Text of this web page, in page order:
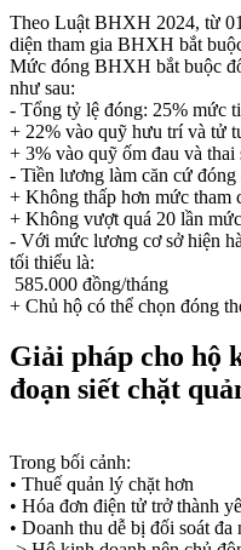
Theo Luật BHXH 2024, từ
diện tham gia BHXH bắt
Mức đóng BHXH bắt buộc
như sau:
- Tổng tỷ lệ đóng: 25% mức
+ 22% vào quỹ hưu trí và tử
+ 3% vào quỹ ốm đau và thai
- Tiền lương làm căn cứ
+ Không thấp hơn mức tham
+ Không vượt quá 20 lần
- Với mức lương cơ sở hiện
tối thiểu là:
585.000 đồng/tháng
+ Chủ hộ có thể chọn đóng
Giải pháp cho hộ
đoạn siết chặt
Trong bối cảnh:
• Thuế quản lý chặt hơn
• Hóa đơn điện tử trở thành
• Doanh thu dễ bị đối soát đa